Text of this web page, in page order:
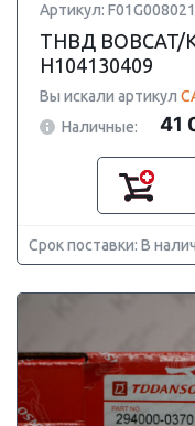
Артикул: F01G008021
ТНВД BOBCAT/
H104130409
Вы искали артикул
Наличные:
41
Срок поставки: В